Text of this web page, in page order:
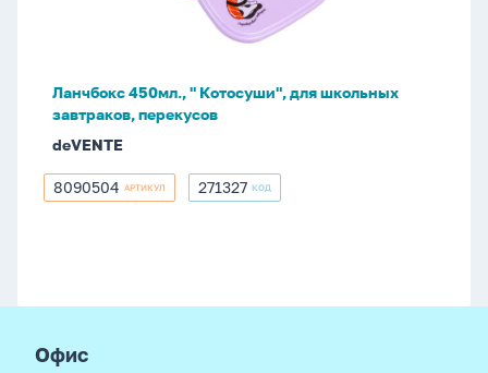
Ланчбокс 450мл., " Котосуши", для школьных
завтраков, перекусов
deVENTE
8090504
8090504 АРТИКУЛ 271327
271327 КОД
Офис